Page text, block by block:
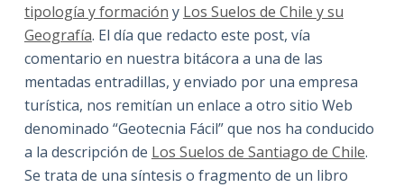
tipología y formación y Los Suelos de Chile y su
Geografía. El día que redacto este post, vía
comentario en nuestra bitácora a una de las
mentadas entradillas, y enviado por una empresa
turística, nos remitían un enlace a otro sitio Web
denominado “Geotecnia Fácil” que nos ha conducido
a la descripción de Los Suelos de Santiago de Chile.
Se trata de una síntesis o fragmento de un libro